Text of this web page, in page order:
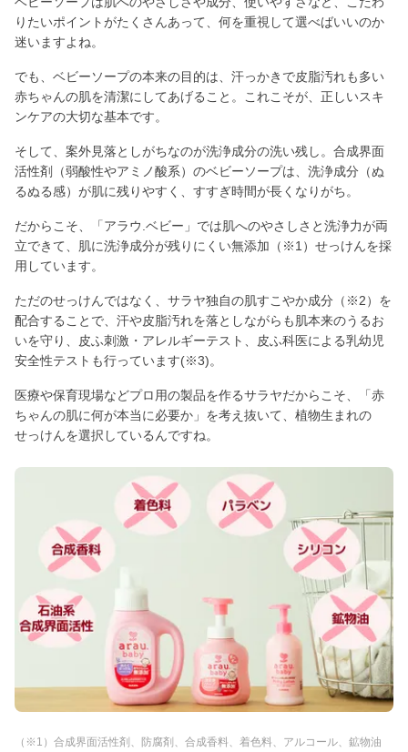
りたいポイントがたくさんあって、何を重視して選べばいいのか
迷いますよね。
でも、ベビーソープの本来の目的は、汗っかきで皮脂汚れも多い
赤ちゃんの肌を清潔にしてあげること。これこそが、正しいスキ
ンケアの大切な基本です。
そして、案外見落としがちなのが洗浄成分の洗い残し。合成界面
活性剤（弱酸性やアミノ酸系）のベビーソープは、洗浄成分（ぬ
るぬる感）が肌に残りやすく、すすぎ時間が長くなりがち。
だからこそ、「アラウ.ベビー」では肌へのやさしさと洗浄力が両
立できて、肌に洗浄成分が残りにくい無添加（※1）せっけんを採
用しています。
ただのせっけんではなく、サラヤ独自の肌すこやか成分（※2）を
配合することで、汗や皮脂汚れを落としながらも肌本来のうるお
いを守り、皮ふ刺激・アレルギーテスト、皮ふ科医による乳幼児
安全性テストも行っています(※3)。
医療や保育現場などプロ用の製品を作るサラヤだからこそ、「赤
ちゃんの肌に何が本当に必要か」を考え抜いて、植物生まれの
せっけんを選択しているんですね。
（※1）合成界面活性剤、防腐剤、合成香料、着色料、アルコール、鉱物油